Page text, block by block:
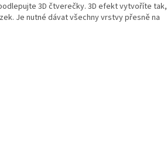
3D čtverečky. 3D efekt vytvoříte tak,
Je nutné dávat všechny vrstvy přesně na